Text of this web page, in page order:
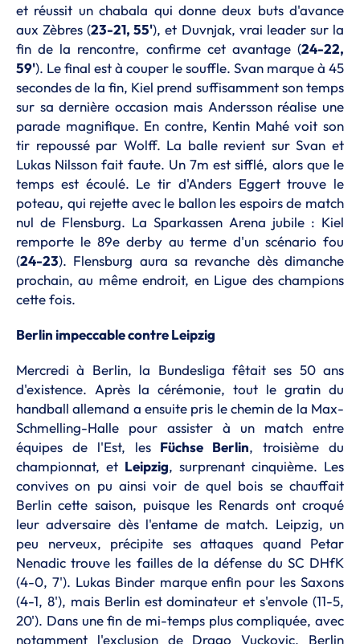
et réussit un chabala qui donne deux buts d'avance
aux Zèbres (23-21, 55'), et Duvnjak, vrai leader sur la
fin de la rencontre, confirme cet avantage (24-22,
59'). Le final est à couper le souffle. Svan marque à 45
secondes de la fin, Kiel prend suffisamment son temps
sur sa dernière occasion mais Andersson réalise une
parade magnifique. En contre, Kentin Mahé voit son
tir repoussé par Wolff. La balle revient sur Svan et
Lukas Nilsson fait faute. Un 7m est sifflé, alors que le
temps est écoulé. Le tir d'Anders Eggert trouve le
poteau, qui rejette avec le ballon les espoirs de match
nul de Flensburg. La Sparkassen Arena jubile : Kiel
remporte le 89e derby au terme d'un scénario fou
(24-23). Flensburg aura sa revanche dès dimanche
prochain, au même endroit, en Ligue des champions
cette fois.
Berlin impeccable contre Leipzig
Mercredi à Berlin, la Bundesliga fêtait ses 50 ans
d'existence. Après la cérémonie, tout le gratin du
handball allemand a ensuite pris le chemin de la Max-
Schmelling-Halle pour assister à un match entre
équipes de l'Est, les Füchse Berlin, troisième du
championnat, et Leipzig, surprenant cinquième. Les
convives on pu ainsi voir de quel bois se chauffait
Berlin cette saison, puisque les Renards ont croqué
leur adversaire dès l'entame de match. Leipzig, un
peu nerveux, précipite ses attaques quand Petar
Nenadic trouve les failles de la défense du SC DHfK
(4-0, 7'). Lukas Binder marque enfin pour les Saxons
(4-1, 8'), mais Berlin est dominateur et s'envole (11-5,
20'). Dans une fin de mi-temps plus compliquée, avec
notamment l'exclusion de Drago Vuckovic, Berlin